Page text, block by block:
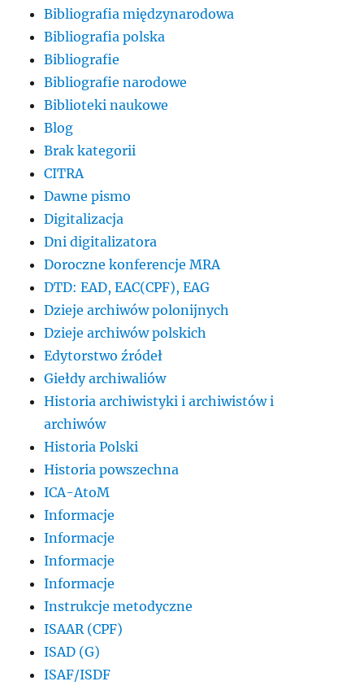
Bibliografia międzynarodowa
Bibliografia polska
Bibliografie
Bibliografie narodowe
Biblioteki naukowe
Blog
Brak kategorii
CITRA
Dawne pismo
Digitalizacja
Dni digitalizatora
Doroczne konferencje MRA
DTD: EAD, EAC(CPF), EAG
Dzieje archiwów polonijnych
Dzieje archiwów polskich
Edytorstwo źródeł
Giełdy archiwaliów
Historia archiwistyki i archiwistów i
archiwów
Historia Polski
Historia powszechna
ICA-AtoM
Informacje
Informacje
Informacje
Informacje
Instrukcje metodyczne
ISAAR (CPF)
ISAD (G)
ISAF/ISDF